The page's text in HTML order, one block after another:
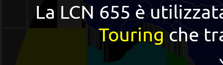
La LCN 655 è
Touringche